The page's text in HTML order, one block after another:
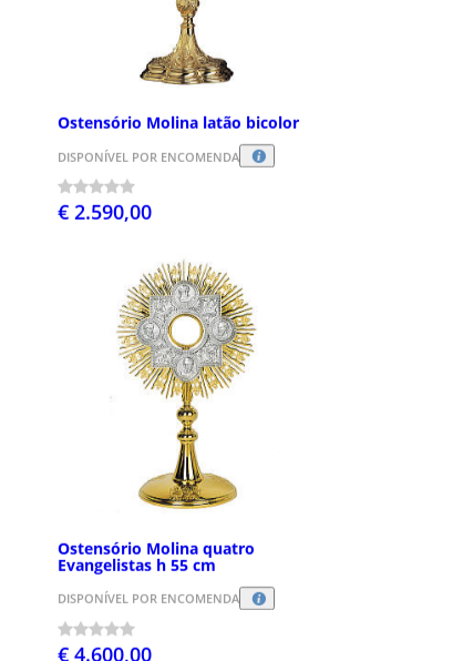
Ostensório Molina latão bicolor
DISPONÍVEL POR ENCOMENDA
€ 2.590,00
Ostensório Molina quatro
Evangelistas h 55 cm
DISPONÍVEL POR ENCOMENDA
€ 4.600,00